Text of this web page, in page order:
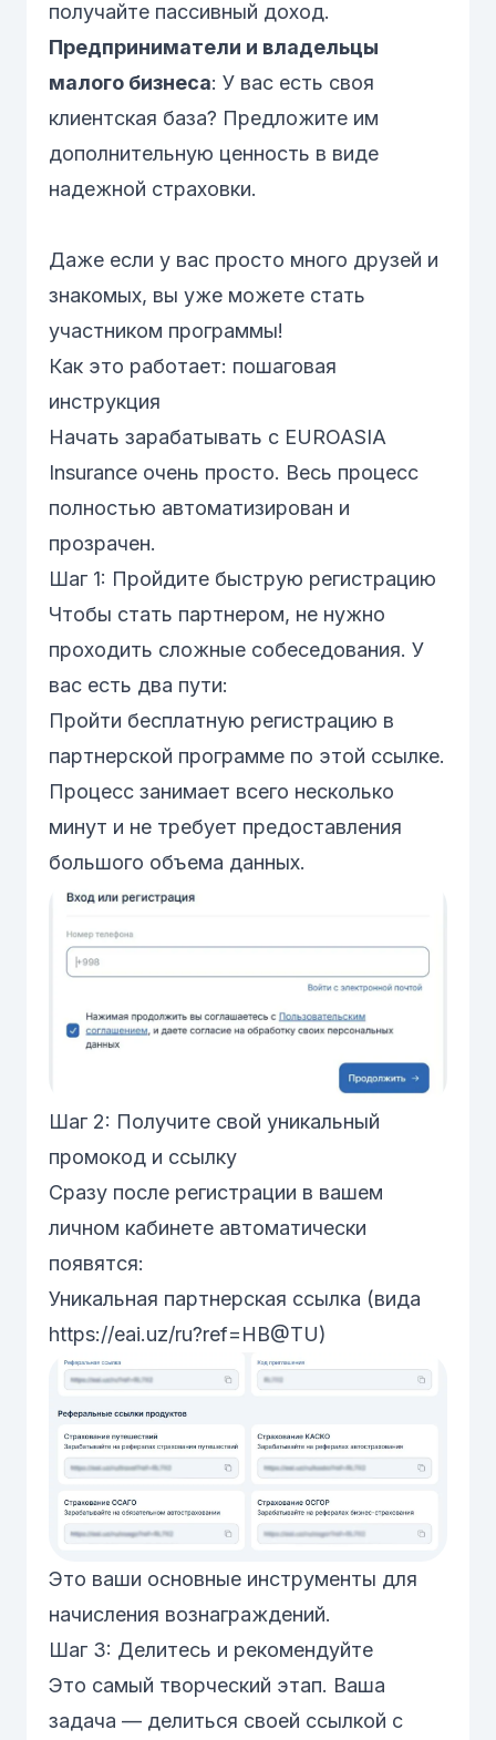
получайте пассивный доход.
Предприниматели и владельцы
малого бизнеса: У вас есть своя
клиентская база? Предложите им
дополнительную ценность в виде
надежной страховки.
Даже если у вас просто много друзей и
знакомых, вы уже можете стать
участником программы!
Как это работает: пошаговая
инструкция
Начать зарабатывать с EUROASIA
Insurance очень просто. Весь процесс
полностью автоматизирован и
прозрачен.
Шаг 1: Пройдите быструю регистрацию
Чтобы стать партнером, не нужно
проходить сложные собеседования. У
вас есть два пути:
Пройти бесплатную регистрацию в
партнерской программе по этой ссылке.
Процесс занимает всего несколько
минут и не требует предоставления
большого объема данных.
Шаг 2: Получите свой уникальный
промокод и ссылку
Сразу после регистрации в вашем
личном кабинете автоматически
появятся:
Уникальная партнерская ссылка (вида
https://eai.uz/ru?ref=HB@TU)
Это ваши основные инструменты для
начисления вознаграждений.
Шаг 3: Делитесь и рекомендуйте
Это самый творческий этап. Ваша
задача — делиться своей ссылкой с